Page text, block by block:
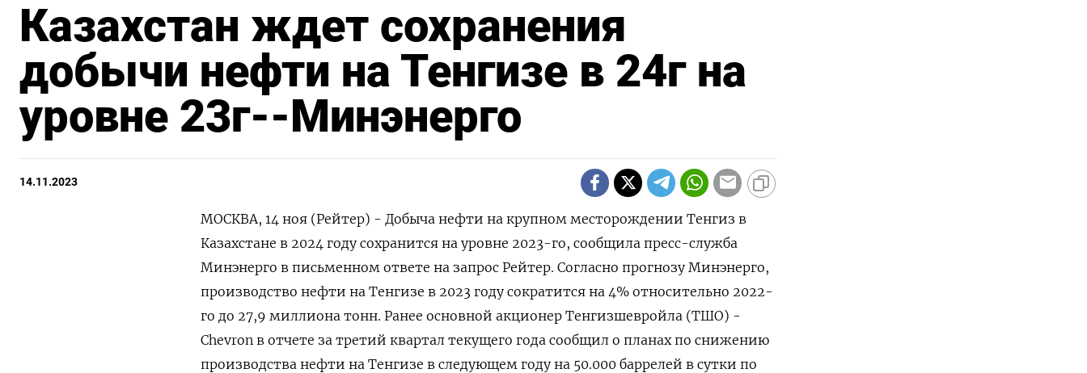
Казахстан ждет сохранения
добычи нефти на Тенгизе в 24г на
уровне 23г--Минэнерго
14.11.2023
МОСКВА, 14 ноя (Рейтер) - Добыча нефти на крупном месторождении Тенгиз в
Казахстане в 2024 году сохранится на уровне 2023-го, сообщила пресс-служба
Минэнерго в письменном ответе на запрос Рейтер. Согласно прогнозу Минэнерго,
производство нефти на Тенгизе в 2023 году сократится на 4% относительно 2022-
го до 27,9 миллиона тонн. Ранее основной акционер Тенгизшевройла (ТШО) -
Chevron в отчете за третий квартал текущего года сообщил о планах по снижению
производства нефти на Тенгизе в следующем году на 50.000 баррелей в сутки по